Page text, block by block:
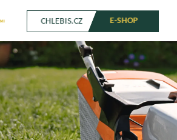
CHLEBIS.CZ E-SHOP